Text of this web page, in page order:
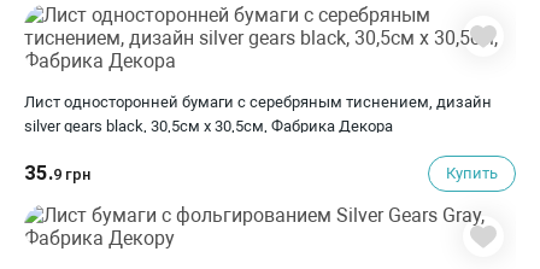
Лист односторонней бумаги с серебряным тиснением, дизайн
silver gears black, 30,5см х 30,5см, Фабрика Декора
35.9 грн Купить